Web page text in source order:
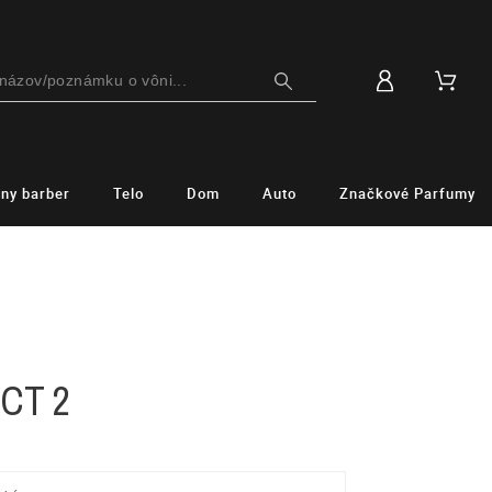
barber Telo Dom Auto Značkové Parfumy
2